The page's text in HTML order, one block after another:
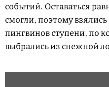
событий. Оставаться
смогли, поэтому
пингвинов ступени, по
выбрались из снежной